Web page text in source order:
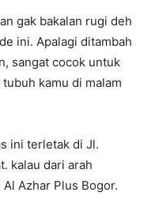
gak bakalan rugi deh
ini. Apalagi ditambah
sangat cocok untuk
kamu di malam
ini terletak di Jl.
kalau dari arah
Azhar Plus Bogor.